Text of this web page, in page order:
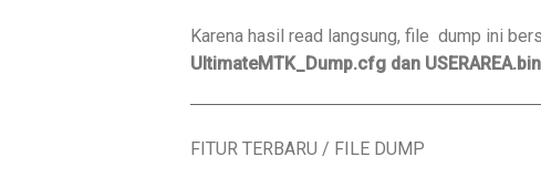
Karena hasil read langsung, file dump ini
UltimateMTK_Dump.cfg dan USERAREA.bin
FITUR TERBARU / FILE DUMP